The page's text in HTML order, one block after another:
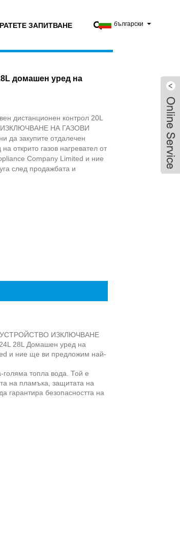
български
ЗАПИТВАНЕ
домашен уред на
дистанционен контрол 20L
НА ГАЗОВИ
да закупите отдалечен
открито газов нагревател от
Company Limited и ние
след продажбата и
УСТРОЙСТВО ИЗКЛЮЧВАНЕ
28L Домашен уред на
и ние ще ви предложим най-
голяма топла вода. Той е
на пламъка, защитата на
гарантира безопасността на